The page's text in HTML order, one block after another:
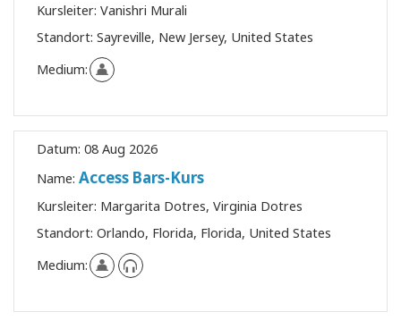
Kursleiter: Vanishri Murali
Standort: Sayreville, New Jersey, United States
Medium:
Datum: 08 Aug 2026
Name: Access Bars-Kurs
Kursleiter: Margarita Dotres, Virginia Dotres
Standort: Orlando, Florida, Florida, United States
Medium: